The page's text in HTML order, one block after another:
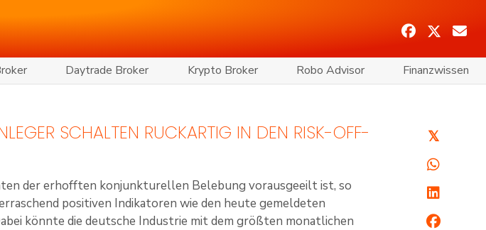
Daytrade Broker Krypto Broker Robo Advisor Finanzwissen
SCHALTEN RUCKARTIG IN DEN RISK-OFF-
der erhofften konjunkturellen Belebung vorausgeeilt ist, so
positiven Indikatoren wie den heute gemeldeten
könnte die deutsche Industrie mit dem größten monatlichen
𝕏